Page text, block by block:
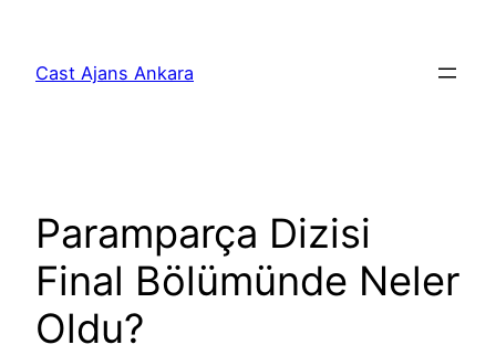
Cast Ajans Ankara
Paramparça Dizisi
Final Bölümünde Neler
Oldu?